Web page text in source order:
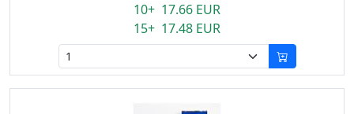
10+ 17.66 EUR
15+ 17.48 EUR